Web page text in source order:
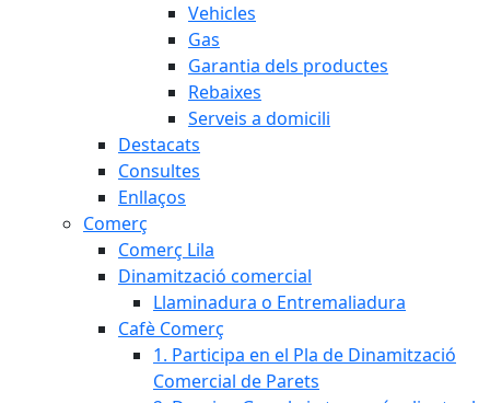
Vehicles
Gas
Garantia dels productes
Rebaixes
Serveis a domicili
Destacats
Consultes
Enllaços
Comerç
Comerç Lila
Dinamització comercial
Llaminadura o Entremaliadura
Cafè Comerç
1. Participa en el Pla de Dinamització
Comercial de Parets